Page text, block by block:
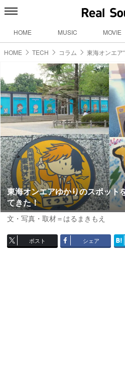
HOME MUSIC MOVIE
HOME TECH コラム 東海オンエア
東海オンエアゆかりのスポット
てきた！
文・写真・取材＝はるまきもえ
ポスト シェア